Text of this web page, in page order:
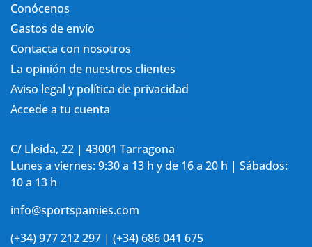
Conócenos
Gastos de envío
Contacta con nosotros
La opinión de nuestros clientes
Aviso legal y política de privacidad
Accede a tu cuenta
C/ Lleida, 22 | 43001 Tarragona
Lunes a viernes: 9:30 a 13 h y de 16 a 20 h | Sábados:
10 a 13 h
info@sportspamies.com
(+34) 977 212 297 | (+34) 686 041 675